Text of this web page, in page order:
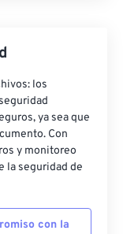
los
ya sea que
Con
y monitoreo
la seguridad de
con la